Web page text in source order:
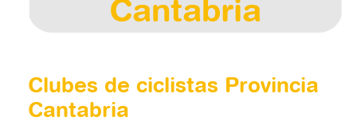
Cantabria
Clubes de ciclistas Provincia
Cantabria